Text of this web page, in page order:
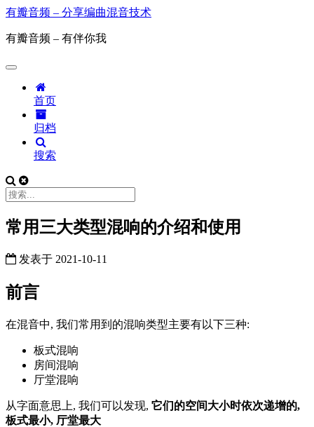
有瓣音频 – 分享编曲混音技术
有瓣音频 – 有伴你我
首页
归档
搜索
常用三大类型混响的介绍和使用
发表于 2021-10-11
前言
在混音中, 我们常用到的混响类型主要有以下三种:
板式混响
房间混响
厅堂混响
从字面意思上, 我们可以发现, 它们的空间大小时依次递增的,
板式最小, 厅堂最大